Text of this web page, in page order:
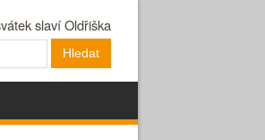
slaví Oldřiška
Hledat